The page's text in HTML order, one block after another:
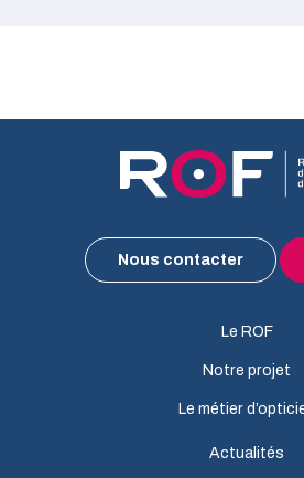
Nous contacter
Le ROF
Notre projet
Le métier
Actualités